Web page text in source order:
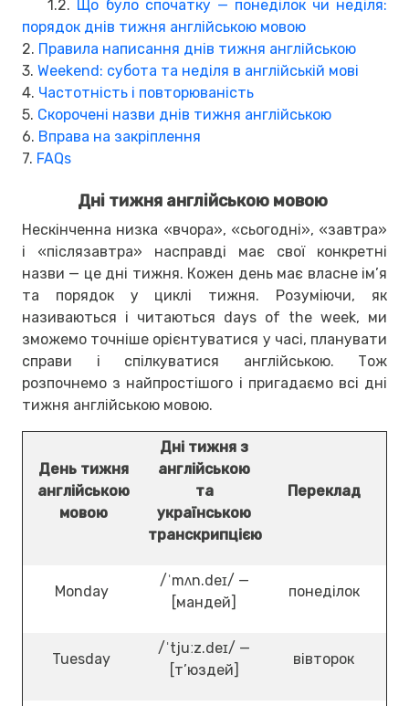
1.2. Що було спочатку — понеділок чи неділя:
порядок днів тижня англійською мовою
2. Правила написання днів тижня англійською
3. Weekend: субота та неділя в англійській мові
4. Частотність і повторюваність
5. Скорочені назви днів тижня англійською
6. Вправа на закріплення
7. FAQs
Дні тижня англійською мовою
Нескінченна низка «вчора», «сьогодні», «завтра»
і «післязавтра» насправді має свої конкретні
назви — це дні тижня. Кожен день має власне ім’я
та порядок у циклі тижня. Розуміючи, як
називаються і читаються days of the week, ми
зможемо точніше орієнтуватися у часі, планувати
справи і спілкуватися англійською. Тож
розпочнемо з найпростішого і пригадаємо всі дні
тижня англійською мовою.
День тижня
англійською
мовою
Дні тижня з
англійською
та
українською
транскрипцією
Переклад
Monday
/ˈmʌn.deɪ/ —
[мандей]
понеділок
Tuesday
/ˈtjuːz.deɪ/ —
[т’юздей]
вівторок